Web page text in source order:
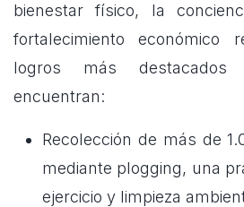
bienestar físico, la
fortalecimiento económico
logros más
encuentran:
Recolección de más de
mediante plogging, una
ejercicio y limpieza